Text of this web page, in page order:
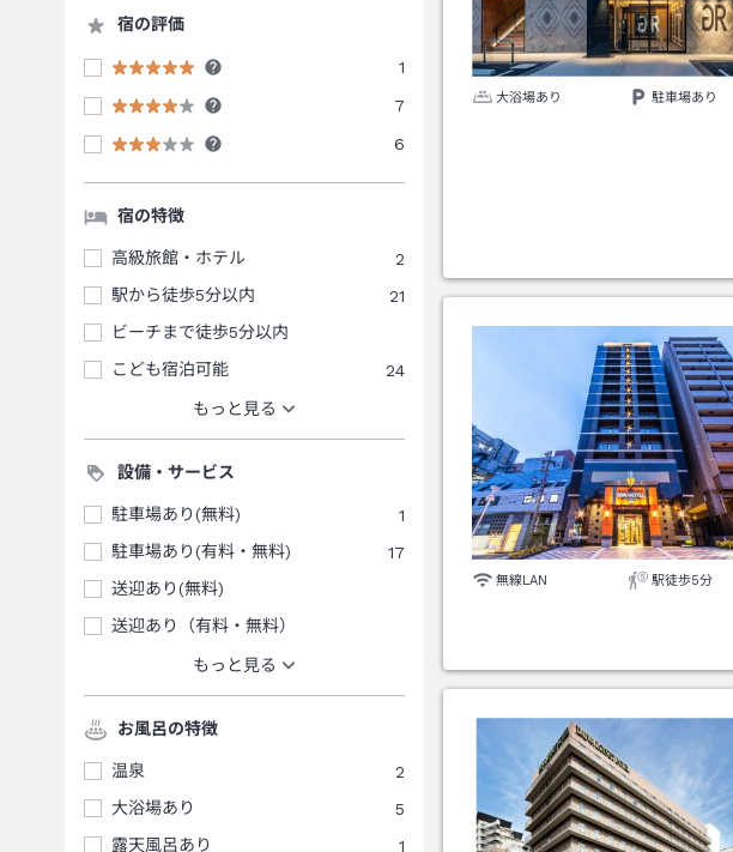
宿の評価
1
7
6
宿の特徴
高級旅館・ホテル
2
駅から徒歩5分以内
21
ビーチまで徒歩5分以内
こども宿泊可能
24
もっと見る
設備・サービス
駐車場あり(無料)
1
駐車場あり(有料・無料)
17
送迎あり(無料)
送迎あり（有料・無料）
もっと見る
お風呂の特徴
温泉
2
大浴場あり
5
露天風呂あり
1
大浴場あり 駐車場あり
無線LAN 駅徒歩5分